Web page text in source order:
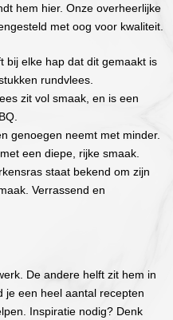
hem hier. Onze overheerlijke
met oog voor kwaliteit.
bij elke hap dat dit gemaakt is
rundvlees.
zit vol smaak, en is een
genoegen neemt met minder.
een diepe, rijke smaak.
staat bekend om zijn
Verrassend en
De andere helft zit hem in
je een heel aantal recepten
Inspiratie nodig? Denk